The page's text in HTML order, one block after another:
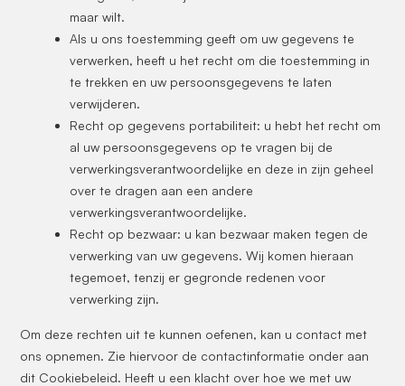
maar wilt.
Als u ons toestemming geeft om uw gegevens te
verwerken, heeft u het recht om die toestemming in
te trekken en uw persoonsgegevens te laten
verwijderen.
Recht op gegevens portabiliteit: u hebt het recht om
al uw persoonsgegevens op te vragen bij de
verwerkingsverantwoordelijke en deze in zijn geheel
over te dragen aan een andere
verwerkingsverantwoordelijke.
Recht op bezwaar: u kan bezwaar maken tegen de
verwerking van uw gegevens. Wij komen hieraan
tegemoet, tenzij er gegronde redenen voor
verwerking zijn.
Om deze rechten uit te kunnen oefenen, kan u contact met
ons opnemen. Zie hiervoor de contactinformatie onder aan
dit Cookiebeleid. Heeft u een klacht over hoe we met uw